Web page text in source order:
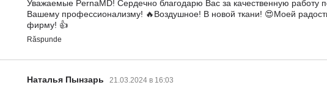
Уважаемые PernaMD! Сердечно благодарю Вас за качественную
Вашему профессионализму! 🔥Воздушное! В новой ткани! 😍Моей
фирму! 👍
Răspunde
Наталья Пынзарь 21.03.2024 в 16:03